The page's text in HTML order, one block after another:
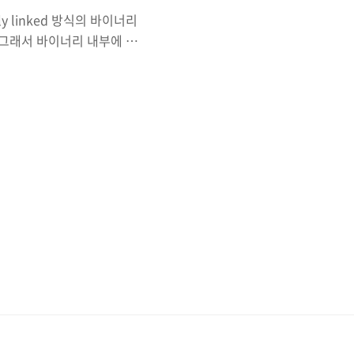
linked 방식의 바이너리
서 바이너리 내부에 많
단한 형태를 가지고 있